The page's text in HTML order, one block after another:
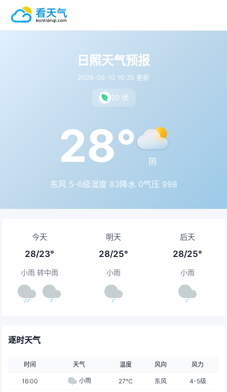
日照天气预报
2026-08-10 16:35 更新
20 优
28° 阴
东风 5-6级湿度 83降水 0气压 998
今天
28/23°
小雨 转中雨
明天
28/25°
小雨
后天
28/25°
小雨
逐时天气
时间 天气 温度 风向 风力
16:00 小雨 27℃ 东风 4-5级